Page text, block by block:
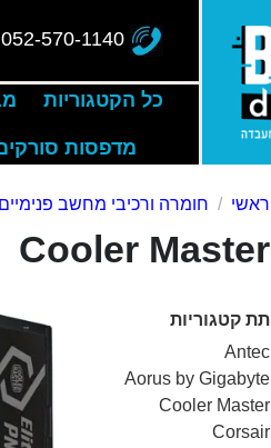
052-570-1140
כל הקטגוריות
מדפסות
ראשי חומרה ורכיבי מחשב פנימיים
Cooler Master
תת קטגוריות
Antec
Aorus by Gigabyte
Cooler Master
Corsair